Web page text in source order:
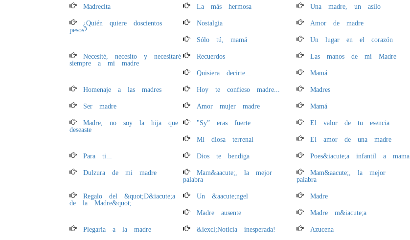
Madrecita La más hermosa Una madre, un asilo
¿Quién quiere doscientos
pesos?
Nostalgia Amor de madre
Sólo tú, mamá Un lugar en el corazón
Necesité, necesito y necesitaré
siempre a mi madre
Recuerdos Las manos de mi Madre
Quisiera decirte... Mamá
Homenaje a las madres Hoy te confieso madre... Madres
Ser madre Amor mujer madre Mamá
Madre, no soy la hija que
deseaste
"Sy” eras fuerte El valor de tu esencia
Mi diosa terrenal El amor de una madre
Para ti... Dios te bendiga Poes&iacute;a infantil a mama
Dulzura de mi madre
Mam&aacute;, la mejor
palabra
Mam&aacute;, la mejor
palabra
Regalo del &quot;D&iacute;a
de la Madre&quot;
Un &aacute;ngel Madre
Madre ausente Madre m&iacute;a
Plegaria a la madre &iexcl;Noticia inesperada! Azucena